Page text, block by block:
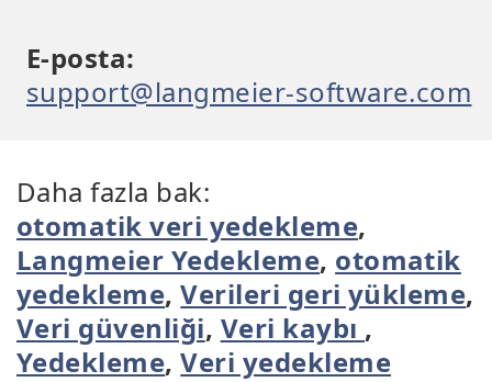
E-posta:
support@langmeier-software.com
Daha fazla bak:
otomatik veri yedekleme,
Langmeier Yedekleme, otomatik
yedekleme,Verileri geri yükleme,
Veri güvenliği, Veri kaybı ,
Yedekleme,Veri yedekleme